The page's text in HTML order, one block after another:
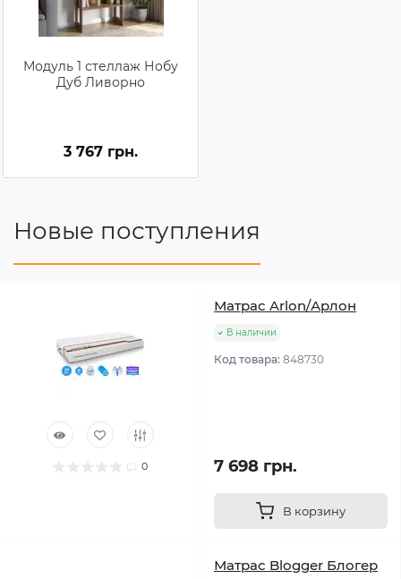
Модуль 1 стеллаж Нобу
Дуб Ливорно
3 767 грн.
Новые поступления
0
Матрас Arlon/Арлон
В наличии
Код товара: 848730
7 698 грн.
В корзину
Матрас Blogger Блогер